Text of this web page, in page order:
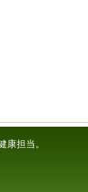
担当。